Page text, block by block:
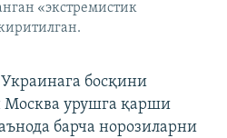
«экстремистик
босқини
урушга қарши
барча норозиларни